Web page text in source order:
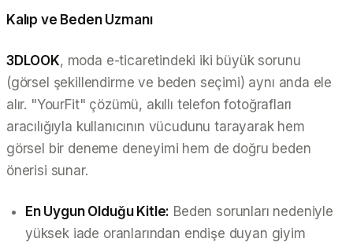
Kalıp ve Beden Uzmanı
3DLOOK, moda e-ticaretindeki iki büyük sorunu
(görsel şekillendirme ve beden seçimi) aynı anda ele
alır. "YourFit" çözümü, akıllı telefon fotoğrafları
aracılığıyla kullanıcının vücudunu tarayarak hem
görsel bir deneme deneyimi hem de doğru beden
önerisi sunar.
En Uygun Olduğu Kitle: Beden sorunları nedeniyle
yüksek iade oranlarından endişe duyan giyim